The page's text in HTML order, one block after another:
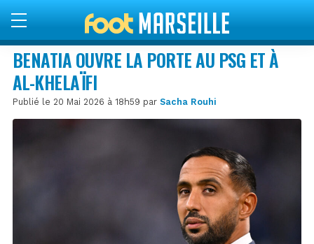
BENATIA OUVRE LA PORTE AU PSG ET À
AL-KHELAÏFI
Publié le 20 Mai 2026 à 18h59 par Sacha Rouhi